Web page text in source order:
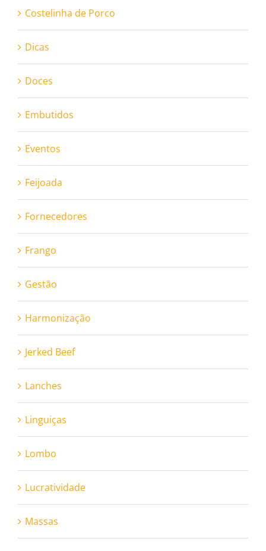
Costelinha de Porco
Dicas
Doces
Embutidos
Eventos
Feijoada
Fornecedores
Frango
Gestão
Harmonização
Jerked Beef
Lanches
Linguiças
Lombo
Lucratividade
Massas